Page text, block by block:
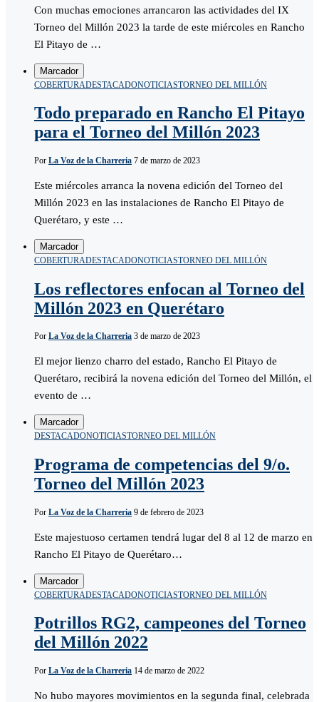
Con muchas emociones arrancaron las actividades del IX
Torneo del Millón 2023 la tarde de este miércoles en Rancho
El Pitayo de …
Marcador
COBERTURADESTACADONOTICIASTORNEO DEL MILLÓN
Todo preparado en Rancho El Pitayo
para el Torneo del Millón 2023
Por La Voz de la Charreria 7 de marzo de 2023
Este miércoles arranca la novena edición del Torneo del
Millón 2023 en las instalaciones de Rancho El Pitayo de
Querétaro, y este …
Marcador
COBERTURADESTACADONOTICIASTORNEO DEL MILLÓN
Los reflectores enfocan al Torneo del
Millón 2023 en Querétaro
Por La Voz de la Charreria 3 de marzo de 2023
El mejor lienzo charro del estado, Rancho El Pitayo de
Querétaro, recibirá la novena edición del Torneo del Millón, el
evento de …
Marcador
DESTACADONOTICIASTORNEO DEL MILLÓN
Programa de competencias del 9/o.
Torneo del Millón 2023
Por La Voz de la Charreria 9 de febrero de 2023
Este majestuoso certamen tendrá lugar del 8 al 12 de marzo en
Rancho El Pitayo de Querétaro…
Marcador
COBERTURADESTACADONOTICIASTORNEO DEL MILLÓN
Potrillos RG2, campeones del Torneo
del Millón 2022
Por La Voz de la Charreria 14 de marzo de 2022
No hubo mayores movimientos en la segunda final, celebrada